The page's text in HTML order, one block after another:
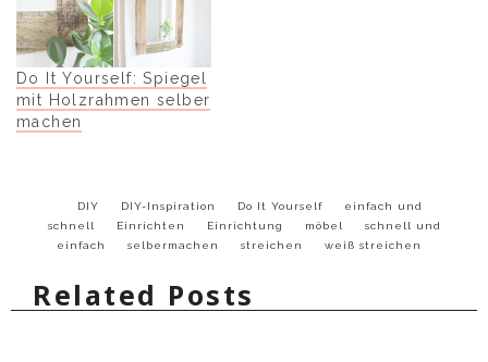
Do It Yourself: Spiegel
mit Holzrahmen selber
machen
DIY DIY-Inspiration Do It Yourself
einfach und
schnell
Einrichten Einrichtung möbel
schnell und
einfach
selbermachen streichen weiß streichen
Related Posts